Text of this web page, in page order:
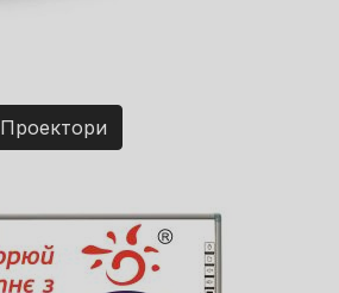
Проектори